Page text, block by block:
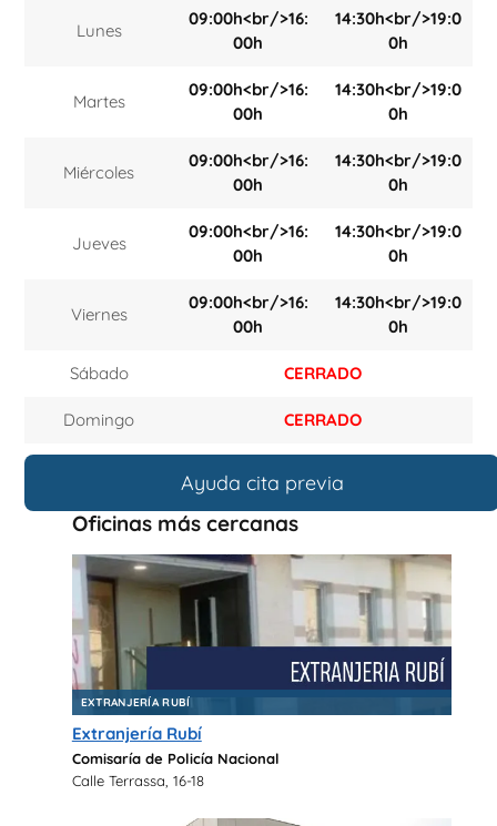
Lunes
09:00h<br/>16:
00h
14:30h<br/>19:0
0h
Martes
09:00h<br/>16:
00h
14:30h<br/>19:0
0h
Miércoles
09:00h<br/>16:
00h
14:30h<br/>19:0
0h
Jueves
09:00h<br/>16:
00h
14:30h<br/>19:0
0h
Viernes
09:00h<br/>16:
00h
14:30h<br/>19:0
0h
Sábado CERRADO
Domingo CERRADO
Ayuda cita previa
Oficinas más cercanas
EXTRANJERÍA RUBÍ
Extranjería Rubí
Comisaría de Policía Nacional
Calle Terrassa, 16-18